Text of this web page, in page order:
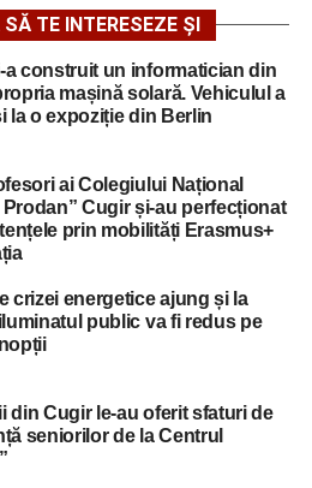
TE INTERESEZE ȘI
a construit un informatician din
mașină solară. Vehiculul a
la o expoziție din Berlin
ai Colegiului Național
Prodan” Cugir și-au perfecționat
prin mobilități Erasmus+
crizei energetice ajung și la
public va fi redus pe
din Cugir le-au oferit sfaturi de
seniorilor de la Centrul